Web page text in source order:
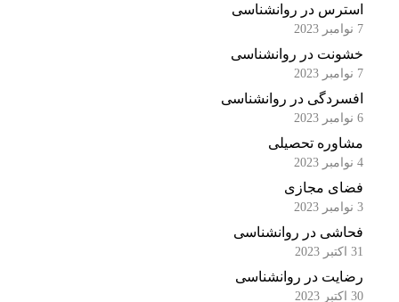
استرس در روانشناسی
خشونت در روانشناسی
افسردگی در روانشناسی
مشاوره تحصیلی
فضای مجازی
فحاشی در روانشناسی
رضایت در روانشناسی